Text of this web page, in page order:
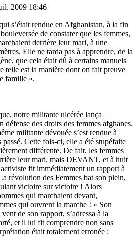
2009 18:46
s’était rendue en Afghanistan, à la fin
de constater que les femmes,
derrière leur mari, à une
Elle ne tarda pas à apprendre, de la
que cela était dû à certains manuels
telle est la manière dont on fait preuve
famille ».
notre militante ulcérée lança
défense des droits des femmes afghanes.
militante dévouée s’est rendue à
Cette fois-ci, elle a été stupéfaite
différente. De fait, les femmes
leur mari, mais DEVANT, et à huit
fit immédiatement un rapport à
révolution des Femmes bat son plein,
victoire sur victoire ! Alors
qui marchaient devant,
qui ouvrent la marche ! » Son
de son rapport, s’adressa à la
et il lui fit comprendre non sans
était totalement erronée :